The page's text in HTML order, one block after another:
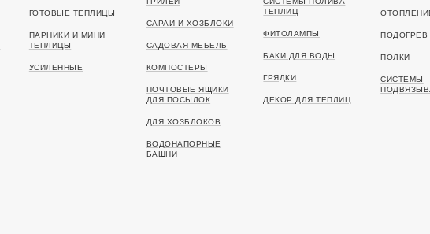
ГОТОВЫЕ ТЕПЛИЦЫ
ПАРНИКИ И МИНИ
ТЕПЛИЦЫ
УСИЛЕННЫЕ
САРАИ И ХОЗБЛОКИ
САДОВАЯ МЕБЕЛЬ
КОМПОСТЕРЫ
ПОЧТОВЫЕ ЯЩИКИ
ДЛЯ ПОСЫЛОК
ДЛЯ ХОЗБЛОКОВ
ВОДОНАПОРНЫЕ
БАШНИ
ТЕПЛИЦ
ФИТОЛАМПЫ
БАКИ ДЛЯ ВОДЫ
ГРЯДКИ
ДЕКОР ДЛЯ ТЕПЛИЦ
ПОДОГРЕВ
ПОЛКИ
СИСТЕМЫ